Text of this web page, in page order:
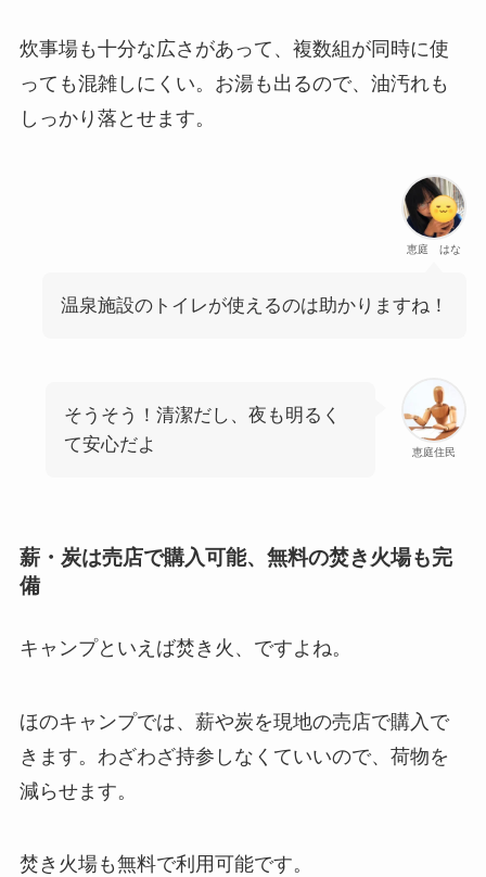
炊事場も十分な広さがあって、複数組が同時に使
っても混雑しにくい。お湯も出るので、油汚れも
しっかり落とせます。
恵庭 はな
温泉施設のトイレが使えるのは助かりますね！
恵庭住民
そうそう！清潔だし、夜も明るく
て安心だよ
薪・炭は売店で購入可能、無料の焚き火場も完
備
キャンプといえば焚き火、ですよね。
ほのキャンプでは、薪や炭を現地の売店で購入で
きます。わざわざ持参しなくていいので、荷物を
減らせます。
焚き火場も無料で利用可能です。